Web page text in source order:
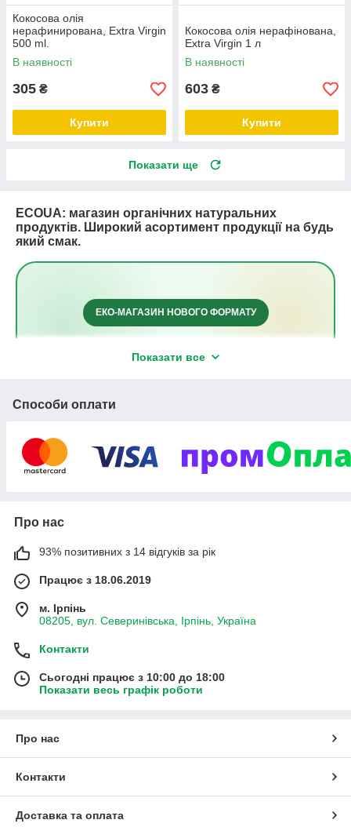
Кокосова олія
нерафинирована, Extra Virgin
500 ml.
В наявності
305 ₴
Купити
Кокосова олія нерафінована,
Extra Virgin 1 л
В наявності
603 ₴
Купити
Показати ще
ECOUA: магазин органічних натуральних
продуктів. Широкий асортимент продукції на будь
який смак.
ЕКО-МАГАЗИН НОВОГО ФОРМАТУ
Екологічні товари та
способу життя
щоденного вибору: від натуральних інгредієнтів для
кухні до еко-товарів для дому. Тут легко знайти
Асортимент сформований так, щоб закривати реальні
зрозумілим призначенням, які легко інтегрувати у ваш
Показати все
Способи оплати
Про нас
93% позитивних з 14 відгуків за рік
Працює з 18.06.2019
м. Ірпінь
08205, вул. Северинівська, Ірпінь, Україна
Контакти
Сьогодні працює з 10:00 до 18:00
Показати весь графік роботи
Про нас
Контакти
Доставка та оплата